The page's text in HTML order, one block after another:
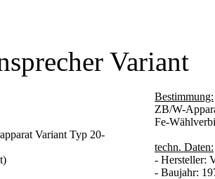
Variant
Variant Typ 20-
Bestimmung:
ZB/W-
Fe-
techn. Daten:
- Hersteller:
- Baujahr: